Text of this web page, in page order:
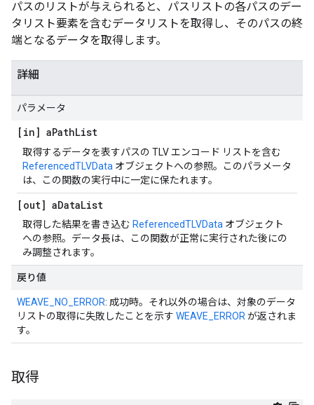
パスのリストが与えられると、パスリストの各パスのデー
タリスト要素を含むデータリストを取得し、そのパスの終
端となるデータを取得します。
詳細
パラメータ
[in] aPathList
取得するデータを表すパスの TLV エンコード リストを含む
ReferencedTLVData オブジェクトへの参照。このパラメータ
は、この関数の実行中に一定に保たれます。
[out] aDataList
取得した結果を書き込む ReferencedTLVData オブジェクト
への参照。データ長は、この関数が正常に実行された後にの
み調整されます。
戻り値
WEAVE_NO_ERROR: 成功時。それ以外の場合は、対象のデータ
リストの取得に失敗したことを示す WEAVE_ERROR が返されま
す。
取得